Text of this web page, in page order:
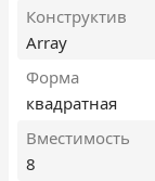
Конструктив
Array
Форма
квадратная
Вместимость
8